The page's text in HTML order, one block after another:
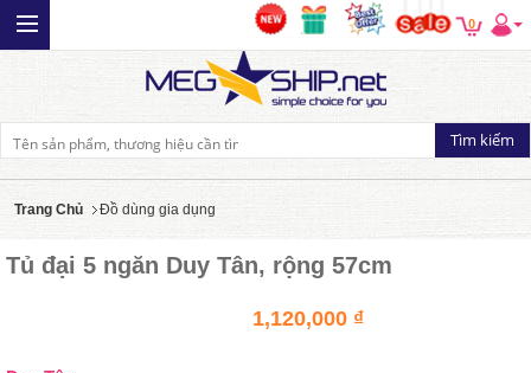
0
Trang Chủ Đồ dùng gia dụng
Tủ đại 5 ngăn Duy Tân, rộng 57cm
1,120,000 ₫